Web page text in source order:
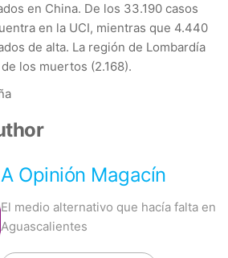
en China. De los 33.190 casos
en la UCI, mientras que 4.440
de alta. La región de Lombardía
los muertos (2.168).
A Opinión Magacín
El medio alternativo que hacía falta en
Aguascalientes